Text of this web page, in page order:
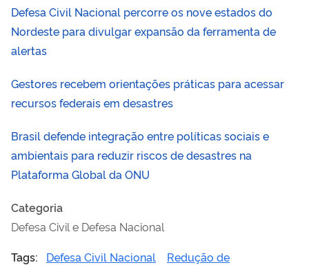
Defesa Civil Nacional percorre os nove estados do
Nordeste para divulgar expansão da ferramenta de
alertas
Gestores recebem orientações práticas para acessar
recursos federais em desastres
Brasil defende integração entre políticas sociais e
ambientais para reduzir riscos de desastres na
Plataforma Global da ONU
Categoria
Defesa Civil e Defesa Nacional
Tags:
Defesa Civil Nacional
Redução de